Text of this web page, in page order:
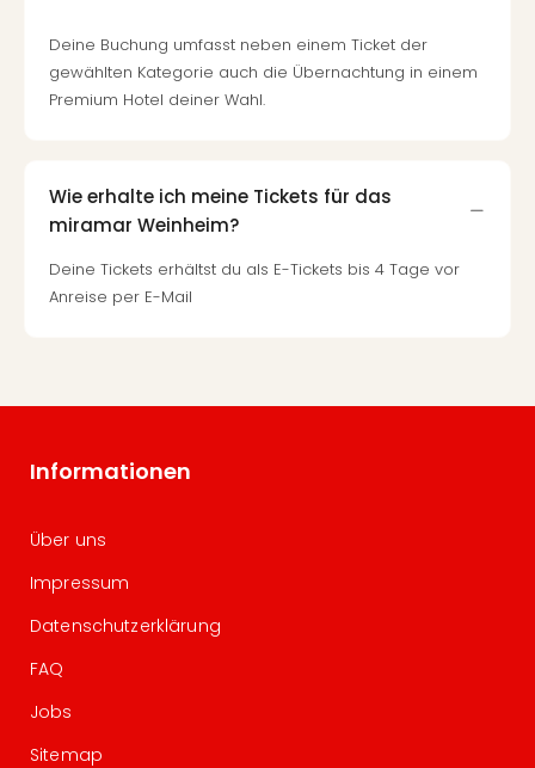
Deine Buchung umfasst neben einem Ticket der
gewählten Kategorie auch die Übernachtung in einem
Premium Hotel deiner Wahl.
Wie erhalte ich meine Tickets für das
miramar Weinheim?
Deine Tickets erhältst du als E-Tickets bis 4 Tage vor
Anreise per E-Mail
Informationen
Über uns
Impressum
Datenschutzerklärung
FAQ
Jobs
Sitemap